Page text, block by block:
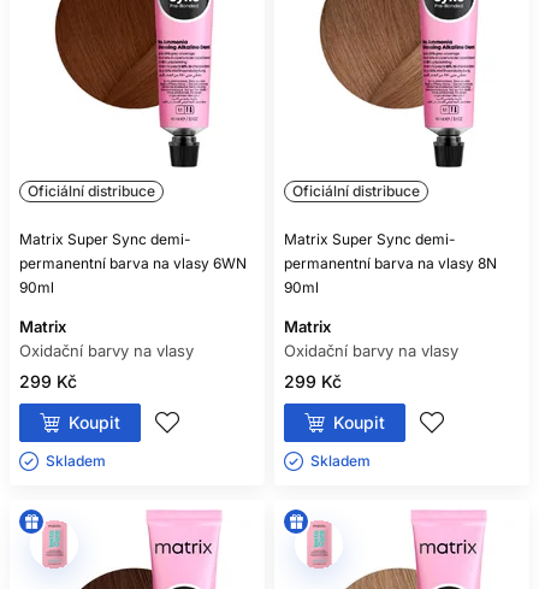
Oficiální distribuce
Matrix Super Sync demi-
permanentní barva na vlasy 6WN
90ml
Matrix
Oxidační barvy na vlasy
299 Kč
Koupit
Skladem ㅤ
Oficiální distribuce
Matrix Super Sync demi-
permanentní barva na vlasy 8N
90ml
Matrix
Oxidační barvy na vlasy
299 Kč
Koupit
Skladem ㅤ